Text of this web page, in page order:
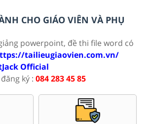
CHO GIÁO VIÊN VÀ PHỤ
powerpoint, đề thi file word có
tailieugiaovien.com.vn/
Official
ký : 084 283 45 85